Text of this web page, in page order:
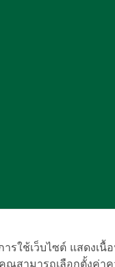
รใช้เว็บไซต์ แสดงเ
ณสามารถเลือกตั้งค่า